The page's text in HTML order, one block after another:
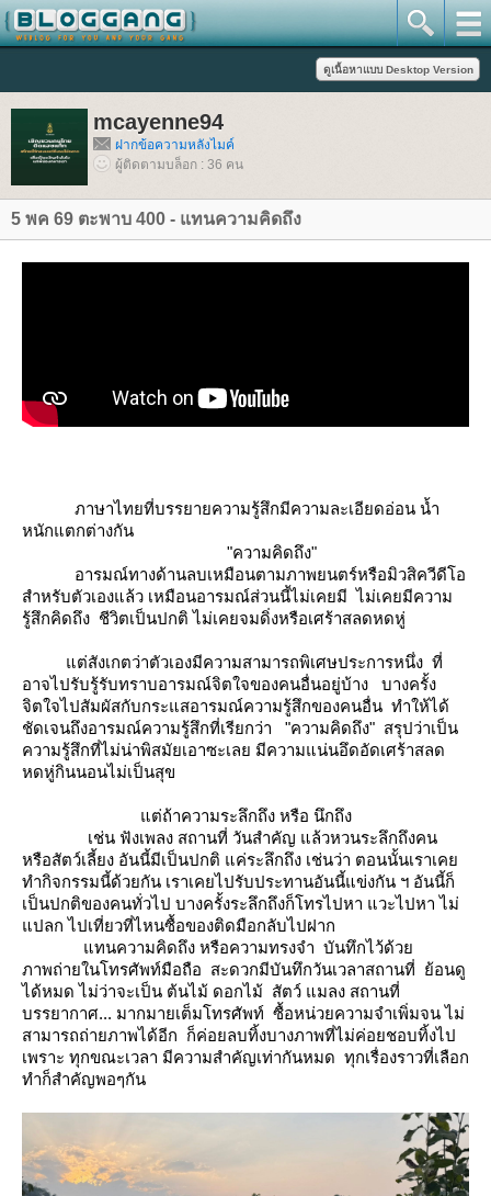
mcayenne94
ฝากข้อความหลังไมค์
ผู้ติดตามบล็อก : 36 คน
5 พค 69 ตะพาบ 400 - แทนความคิดถึง
ภาษาไทยที่บรรยายความรู้สึกมีความละเอียดอ่อน น้ำ
หนักแตกต่างกัน
"ความคิดถึง"
อารมณ์ทางด้านลบเหมือนตามภาพยนตร์หรือมิวสิควีดีโอ
สำหรับตัวเองแล้ว เหมือนอารมณ์ส่วนนี้ไม่เคยมี ไม่เคยมีความ
รู้สึกคิดถึง ชีวิตเป็นปกติ ไม่เคยจมดิ่งหรือเศร้าสลดหดหู่
ต่สังเกตว่าตัวเองมีความสามารถพิเศษประการหนึ่ง ที่
อาจไปรับรู้รับทราบอารมณ์จิตใจของคนอื่นอยู่บ้าง บางครั้ง
จิตใจไปสัมผัสกับกระแสอารมณ์ความรู้สึกของคนอื่น ทำให้ได้
ชัดเจนถึงอารมณ์ความรู้สึกที่เรียกว่า "ความคิดถึง" สรุปว่าเป็น
ความรู้สึกที่ไม่น่าพิสมัยเอาซะเลย มีความแน่นอึดอัดเศร้าสลด
หดหู่กินนอนไม่เป็นสุข
ต่ถ้าความระลึกถึง หรือ นึกถึง
เช่น ฟังเพลง สถานที่ วันสำคัญ แล้วหวนระลึกถึงคน
หรือสัตว์เลี้ยง อันนี้มีเป็นปกติ แค่ระลึกถึง เช่นว่า ตอนนั้นเราเค
ทำกิจกรรมนี้ด้วยกัน เราเคยไปรับประทานอันนี้แข่งกัน ฯ อันนี้ก็
เป็นปกติของคนทั่วไป บางครั้งระลึกถึงก็โทรไปหา แวะไปหา ไม่
ปลก ไปเที่ยวที่ไหนซื้อของติดมือกลับไปฝาก
ทนความคิดถึง หรือความทรงจำ บันทึกไว้ด้ว
ภาพถ่ายในโทรศัพท์มือถือ สะดวกมีบันทึกวันเวลาสถานที่ ้อนดู
ได้หมด ไม่ว่าจะเป็น ต้นไม้ ดอกไม้ สัตว์ แมลง สถานที่
บรรยากาศ... มากมายเต็มโทรศัพท์ ซื้อหน่วยความจำเพิ่มจน ไม่
สามารถถ่ายภาพได้อีก ก็ค่อยลบทิ้งบางภาพที่ไม่ค่อยชอบทิ้งไป
เพราะ ทุกขณะเวลา มีความสำคัญเท่ากันหมด ทุกเรื่องราวที่เลือก
ทำก็สำคัญพอๆกัน